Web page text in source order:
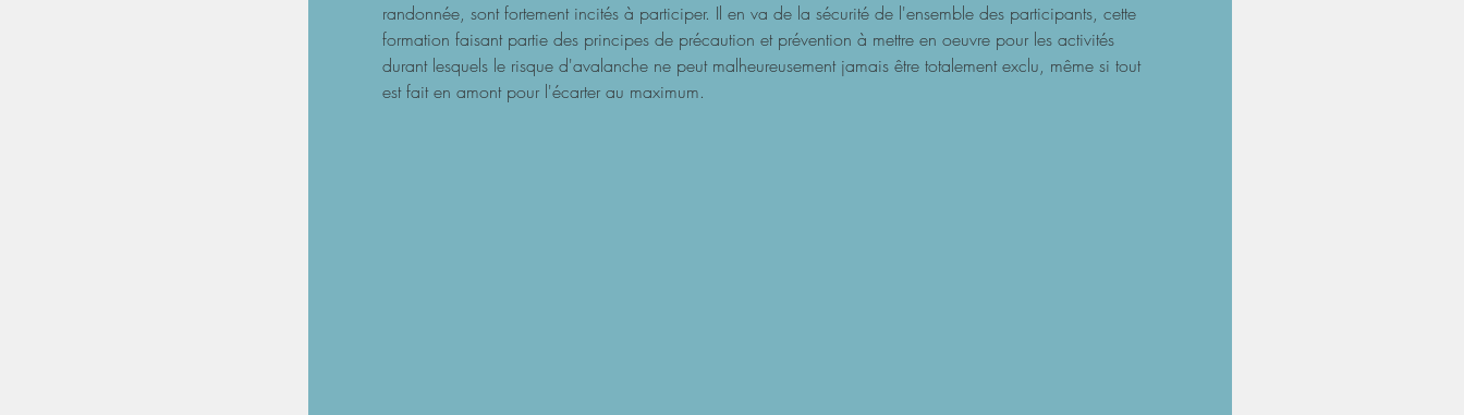
randonnée, sont fortement incités à participer. Il en va de la sécurité de l'ensemble des participants, cette
formation faisant partie des principes de précaution et prévention à mettre en oeuvre pour les activités
durant lesquels le risque d'avalanche ne peut malheureusement jamais être totalement exclu, même si tout
est fait en amont pour l'écarter au maximum.